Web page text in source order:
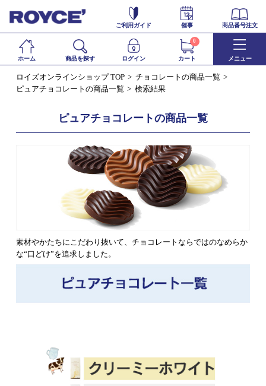
ご利用ガイド 催事 商品番号注文
ホーム 商品を探す ログイン カート
0
メニュー
ロイズオンラインショップ TOP
チョコレートの商品一覧
ピュアチョコレートの商品一覧
検索結果
ピュアチョコレートの商品一覧
素材やかたちにこだわり抜いて、チョコレートならではのなめらか
な“口どけ”を追求しました。